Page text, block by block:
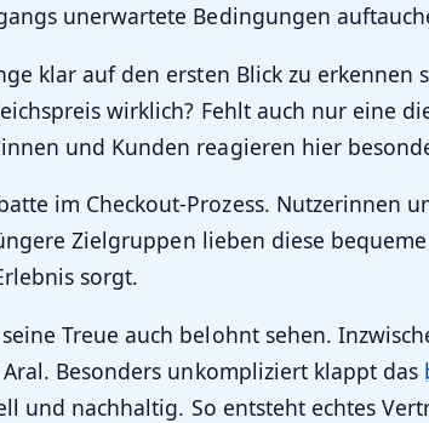
unerwartete Bedingungen
klar auf den ersten Blick zu erkennen
wirklich? Fehlt auch nur eine
und Kunden reagieren hier
im Checkout-Prozess. Nutzerinnen
Zielgruppen lieben diese
sorgt.
Treue auch belohnt sehen.
Besonders unkompliziert klappt das
und nachhaltig. So entsteht echtes